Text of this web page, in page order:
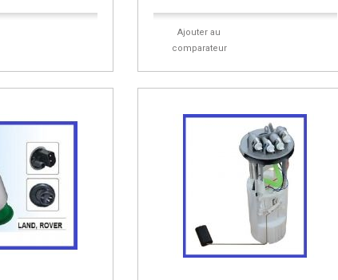
Ajouter au
comparateur